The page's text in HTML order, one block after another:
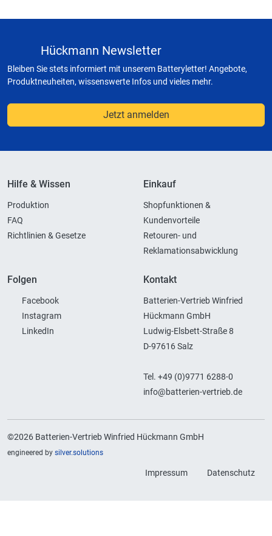
Hückmann Newsletter
Bleiben Sie stets informiert mit unserem Batteryletter! Angebote,
Produktneuheiten, wissenswerte Infos und vieles mehr.
Jetzt anmelden
Hilfe & Wissen
Produktion
FAQ
Richtlinien & Gesetze
Einkauf
Shopfunktionen &
Kundenvorteile
Retouren- und
Reklamationsabwicklung
Folgen
Facebook
Instagram
LinkedIn
Kontakt
Batterien-Vertrieb Winfried
Hückmann GmbH
Ludwig-Elsbett-Straße 8
D-97616 Salz
Tel. +49 (0)9771 6288-0
info@batterien-vertrieb.de
©2026 Batterien-Vertrieb Winfried Hückmann GmbH
engineered by silver.solutions
Impressum Datenschutz